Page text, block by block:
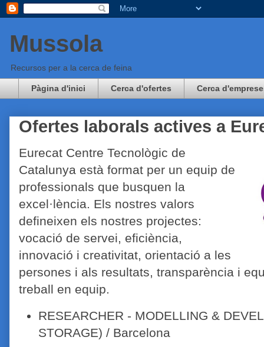
Mussola
Recursos per a la cerca de feina
Pàgina d'inici Cerca d'ofertes Cerca
Ofertes laborals actives a
Eurecat Centre Tecnològic de
Catalunya està format per un equip de
professionals que busquen la
excel·lència. Els nostres valors
defineixen els nostres projectes:
vocació de servei, eficiència,
innovació i creativitat, orientació a les
persones i als resultats, transparència i
treball en equip.
RESEARCHER - MODELLING &
STORAGE) / Barcelona